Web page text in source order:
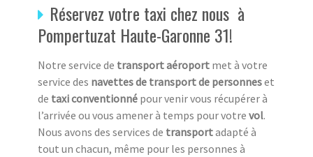
Réservez votre taxi chez nous à
Pompertuzat Haute-Garonne 31!
Notre service de transport aéroport met à votre
service des navettes de transport de personneset
de taxi conventionné pour venir vous récupérer à
l’arrivée ou vous amener à temps pour votre vol.
Nous avons des services de transportadapté à
tout un chacun, même pour les personnes à